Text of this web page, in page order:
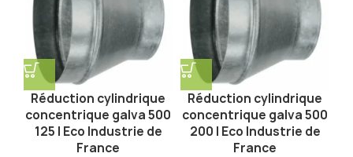
Réduction cylindrique
concentrique galva 500
125 | Eco Industrie de
France
Réduction cylindrique
concentrique galva 500
200 | Eco Industrie de
France